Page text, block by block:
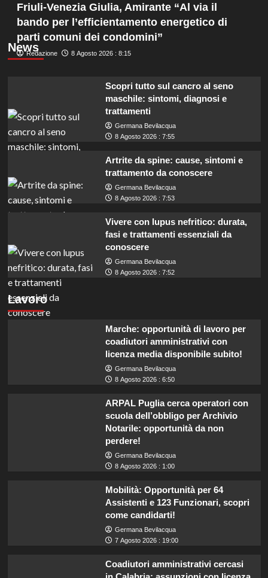
News
Friuli-Venezia Giulia, Amirante “Al via il
bando per l’efficientamento energetico di
parti comuni dei condomini”
Redazione 8 Agosto 2026 : 8:15
Scopri tutto sul cancro al seno
maschile: sintomi, diagnosi e
trattamenti
Germana Bevilacqua
8 Agosto 2026 : 7:55
Artrite da spine: cause, sintomi e
trattamento da conoscere
Germana Bevilacqua
8 Agosto 2026 : 7:53
Vivere con lupus nefritico: durata,
fasi e trattamenti essenziali da
conoscere
Germana Bevilacqua
8 Agosto 2026 : 7:52
Lavoro
Marche: opportunità di lavoro per
coadiutori amministrativi con
licenza media disponibile subito!
Germana Bevilacqua
8 Agosto 2026 : 6:50
ARPAL Puglia cerca operatori con
scuola dell’obbligo per Archivio
Notarile: opportunità da non
perdere!
Germana Bevilacqua
8 Agosto 2026 : 1:00
Mobilità: Opportunità per 64
Assistenti e 123 Funzionari, scopri
come candidarti!
Germana Bevilacqua
7 Agosto 2026 : 19:00
Coadiutori amministrativi cercasi